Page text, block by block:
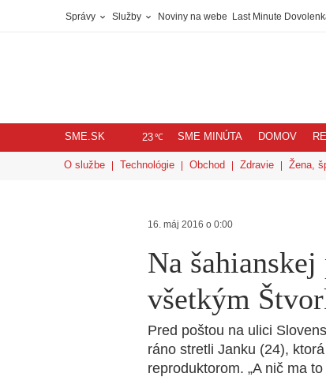
Správy Služby Noviny na webe Last Minute
SME.SK 23℃ SME MINÚTA DOMOV
O službe Technológie Obchod Zdravie Žena,
16. máj 2016 o 0:00
Na
všetkým
Pred poštou na ulici
ráno stretli Janku (24),
reproduktorom. „A nič ma